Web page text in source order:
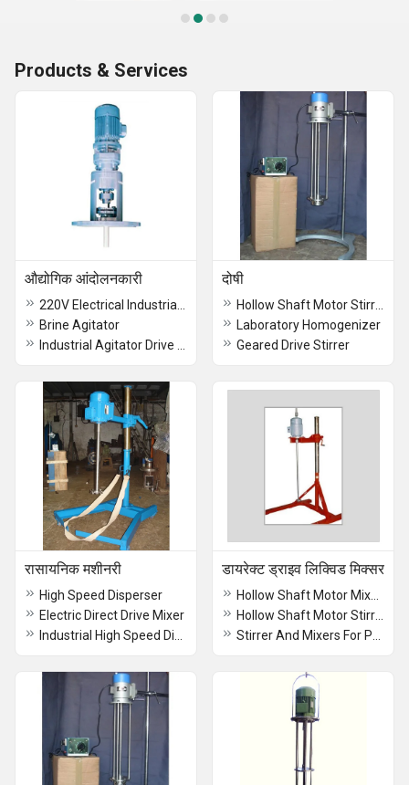
Products & Services
औद्योगिक आंदोलनकारी
Brine Agitator
दोषी
Laboratory Homogenizer
Geared Drive Stirrer
रासायनिक मशीनरी
High Speed Disperser
Electric Direct Drive Mixer
डायरेक्ट ड्राइव लिक्विड मिक्सर